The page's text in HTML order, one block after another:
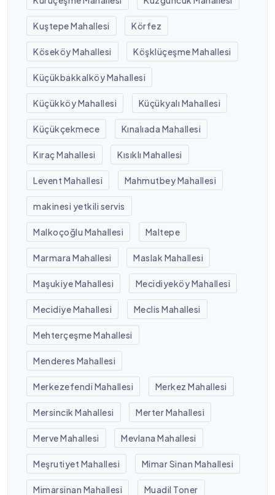
Kuştepe Mahallesi Körfez
Köseköy Mahallesi Köşklüçeşme Mahallesi
Küçükbakkalköy Mahallesi
Küçükköy Mahallesi Küçükyalı Mahallesi
Küçükçekmece Kınalıada Mahallesi
Kıraç Mahallesi Kısıklı Mahallesi
Levent Mahallesi Mahmutbey Mahallesi
makinesi yetkili servis
Malkoçoğlu Mahallesi Maltepe
Marmara Mahallesi Maslak Mahallesi
Maşukiye Mahallesi Mecidiyeköy Mahallesi
Mecidiye Mahallesi Meclis Mahallesi
Mehterçeşme Mahallesi
Menderes Mahallesi
Merkezefendi Mahallesi Merkez Mahallesi
Mersincik Mahallesi Merter Mahallesi
Merve Mahallesi Mevlana Mahallesi
Meşrutiyet Mahallesi Mimar Sinan Mahallesi
Mimarsinan Mahallesi Muadil Toner